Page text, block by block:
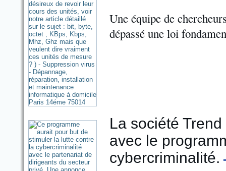
Une équipe de
dépassé une loi
La société
avec le
cybercriminalité.